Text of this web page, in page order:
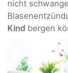
nicht
Kind bergen